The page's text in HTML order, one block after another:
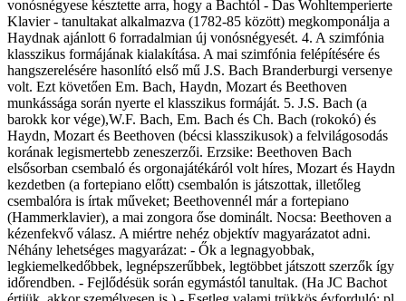
vonósnégyese késztette arra, hogy a Bachtól - Das Wohltemperierte
Klavier - tanultakat alkalmazva (1782-85 között) megkomponálja a
Haydnak ajánlott 6 forradalmian új vonósnégyesét. 4. A szimfónia
klasszikus formájának kialakítása. A mai szimfónia felépítésére és
hangszerelésére hasonlító első mű J.S. Bach Branderburgi versenye
volt. Ezt követően Em. Bach, Haydn, Mozart és Beethoven
munkássága során nyerte el klasszikus formáját. 5. J.S. Bach (a
barokk kor vége),W.F. Bach, Em. Bach és Ch. Bach (rokokó) és
Haydn, Mozart és Beethoven (bécsi klasszikusok) a felvilágosodás
korának legismertebb zeneszerzői. Erzsike: Beethoven Bach
elsősorban csembaló és orgonajátékáról volt híres, Mozart és Haydn
kezdetben (a fortepiano előtt) csembalón is játszottak, illetőleg
csembalóra is írtak műveket; Beethovennél már a fortepiano
(Hammerklavier), a mai zongora őse dominált. Nocsa: Beethoven a
kézenfekvő válasz. A miértre nehéz objektív magyarázatot adni.
Néhány lehetséges magyarázat: - Ők a legnagyobbak,
legkiemelkedőbbek, legnépszerűbbek, legtöbbet játszott szerzők így
időrendben. - Fejlődésük során egymástól tanultak. (Ha JC Bachot